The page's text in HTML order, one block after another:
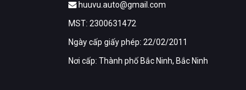
huuvu.auto@gmail.com
MST: 2300631472
Ngày cấp giấy phép: 22/02/2011
Nơi cấp: Thành phố Bắc Ninh, Bắc Ninh